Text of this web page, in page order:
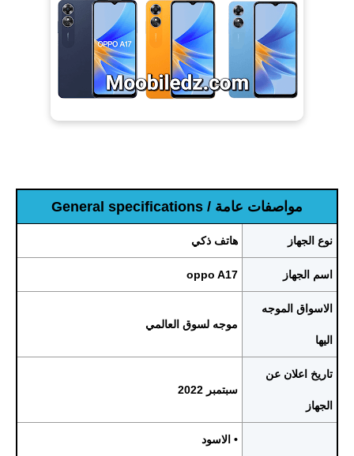
مواصفات عامة / General specifications
نوع الجهاز هاتف ذكي
اسم الجهاز oppo A17
الاسواق الموجه
اليها
موجه لسوق العالمي
تاريخ اعلان عن
الجهاز
سبتمبر 2022
• الاسود